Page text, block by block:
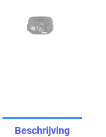
Beschrijving